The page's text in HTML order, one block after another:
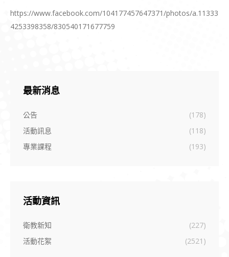
https://www.facebook.com/104177457647371/photos/a.11333
4253398358/830540171677759
最新消息
公告
(178)
活動訊息
(118)
專業課程
(193)
活動資訊
衛教新知
(227)
活動花絮
(2521)